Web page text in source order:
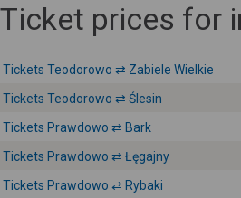
Ticket prices for
Tickets Teodorowo ⇄ Zabiele Wielkie
Tickets Teodorowo ⇄ Ślesin
Tickets Prawdowo ⇄ Bark
Tickets Prawdowo ⇄ Łęgajny
Tickets Prawdowo ⇄ Rybaki